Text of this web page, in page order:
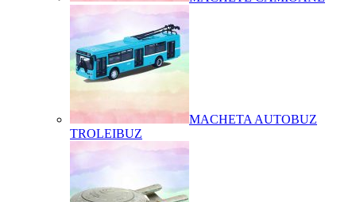
MACHETA AUTOBUZ
TROLEIBUZ